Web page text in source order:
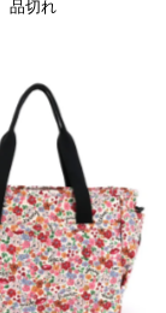
品切れ